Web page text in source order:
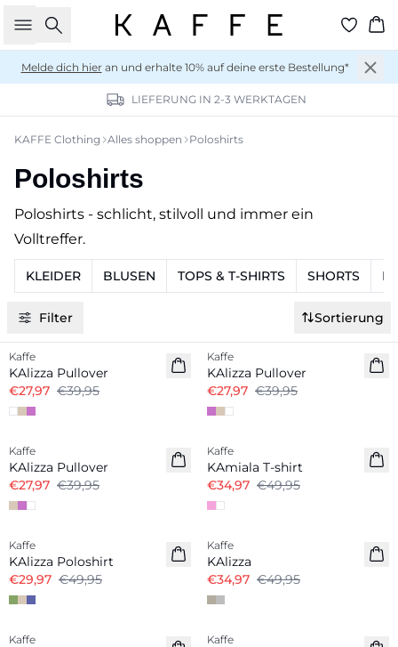
Suche
Melde dich hieran und erhalte 10% auf deine erste Bestellung*
LIEFERUNG IN 2-3 WERKTAGEN
KAFFE Clothing Alles shoppen Poloshirts
Poloshirts
Poloshirts - schlicht, stilvoll und immer ein
Volltreffer.
KLEIDER BLUSEN TOPS & T-SHIRTS SHORTS
Filter Sortierung
-30%
Kaffe
KAlizza Pullover
€27,97 €39,95
Kaffe
KAlizza Pullover
€27,97 €39,95
-30%
Kaffe
KAlizza Pullover
€27,97 €39,95
-30%
Kaffe
KAmiala T-shirt
€34,97 €49,95
-40%
Kaffe
KAlizza Poloshirt
€29,97 €49,95
-30%
Kaffe
KAlizza
€34,97 €49,95
-30%
Kaffe
-40%
Kaffe